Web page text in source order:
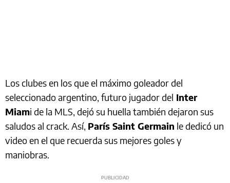
Los clubes en los que el máximo goleador del
seleccionado argentino, futuro jugador del Inter
Miami de la MLS, dejó su huella también dejaron sus
saludos al crack. Así, París Saint Germain le dedicó un
video en el que recuerda sus mejores goles y
maniobras.